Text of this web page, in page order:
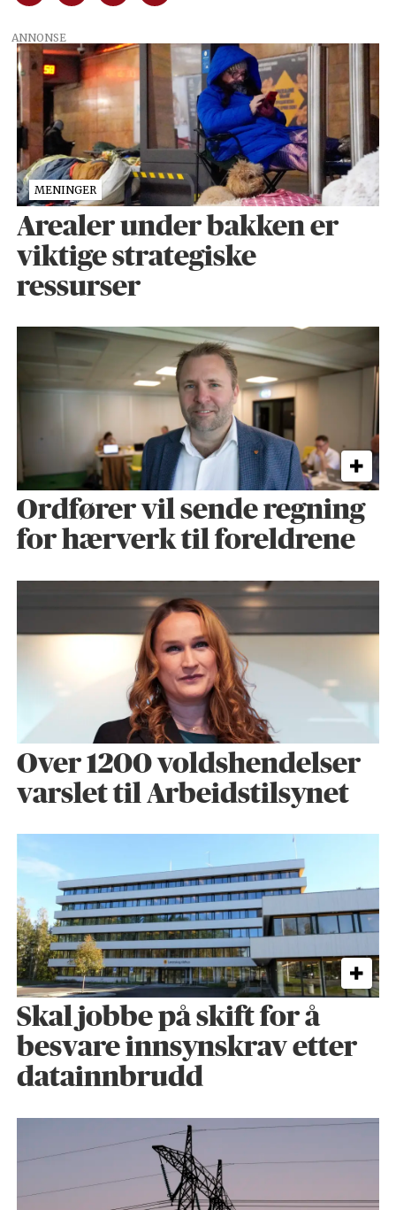
ANNONSE
MENINGER
Arealer under bakken er
viktige strategiske
ressurser
Ordfører vil sende regning
for hærverk til foreldrene
Over 1200 voldshendelser
varslet til Arbeidstilsynet
Skal jobbe på skift for å
besvare innsynskrav etter
datainnbrudd